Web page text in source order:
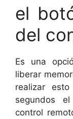
el
del
Es una
liberar
realizar
segundos
control